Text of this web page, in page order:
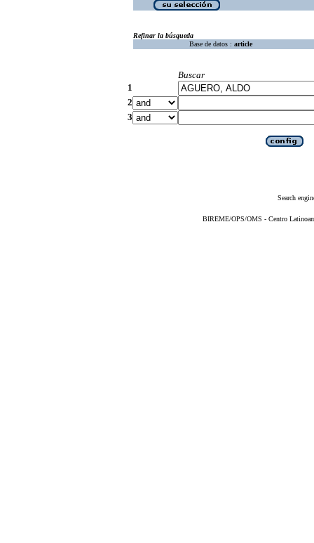
Refinar la búsqueda
Base de datos : article
Buscar
1
2
3
Search
BIREME/OPS/OMS - Centro